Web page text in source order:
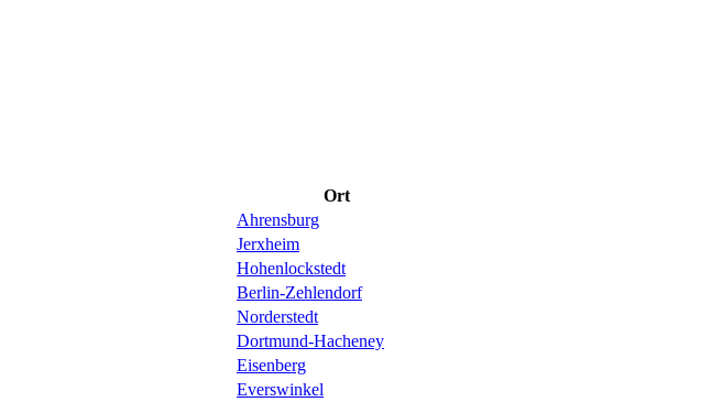
Ort
Ahrensburg
Jerxheim
Hohenlockstedt
Berlin-Zehlendorf
Norderstedt
Dortmund-Hacheney
Eisenberg
Everswinkel